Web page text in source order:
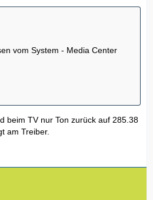
vom System - Media Center
beim TV nur Ton zurück auf 285.38
am Treiber.